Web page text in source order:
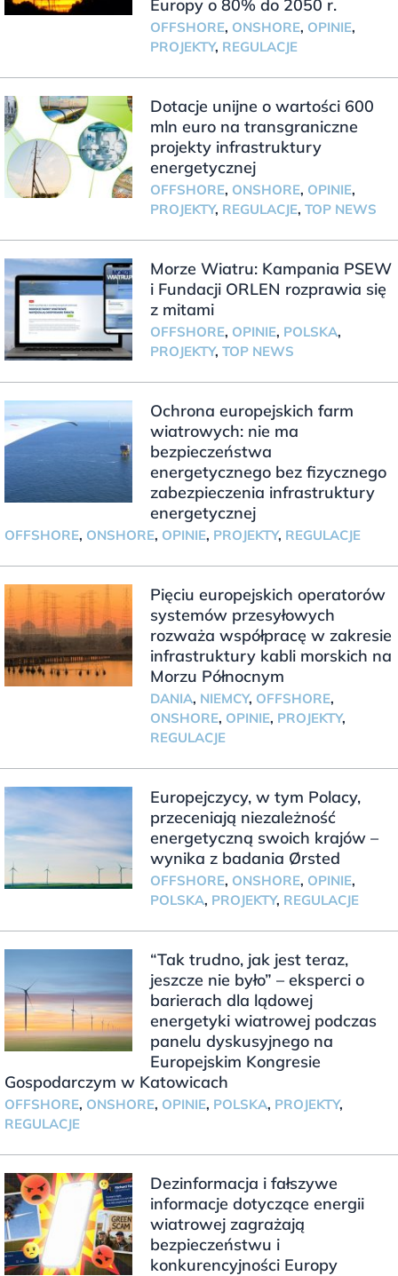
Europy o 80% do 2050 r.
OFFSHORE, ONSHORE, OPINIE,
PROJEKTY, REGULACJE
Dotacje unijne o wartości 600
mln euro na transgraniczne
projekty infrastruktury
energetycznej
OFFSHORE, ONSHORE, OPINIE,
PROJEKTY, REGULACJE, TOP NEWS
Morze Wiatru: Kampania PSEW
i Fundacji ORLEN rozprawia się
z mitami
OFFSHORE, OPINIE, POLSKA,
PROJEKTY, TOP NEWS
Ochrona europejskich farm
wiatrowych: nie ma
bezpieczeństwa
energetycznego bez fizycznego
zabezpieczenia infrastruktury
energetycznej
OFFSHORE, ONSHORE, OPINIE, PROJEKTY, REGULACJE
Pięciu europejskich operatorów
systemów przesyłowych
rozważa współpracę w zakresie
infrastruktury kabli morskich na
Morzu Północnym
DANIA, NIEMCY, OFFSHORE,
ONSHORE, OPINIE, PROJEKTY,
REGULACJE
Europejczycy, w tym Polacy,
przeceniają niezależność
energetyczną swoich krajów –
wynika z badania Ørsted
OFFSHORE, ONSHORE, OPINIE,
POLSKA, PROJEKTY, REGULACJE
“Tak trudno, jak jest teraz,
jeszcze nie było” – eksperci o
barierach dla lądowej
energetyki wiatrowej podczas
panelu dyskusyjnego na
Europejskim Kongresie
Gospodarczym w Katowicach
OFFSHORE, ONSHORE, OPINIE, POLSKA, PROJEKTY,
REGULACJE
Dezinformacja i fałszywe
informacje dotyczące energii
wiatrowej zagrażają
bezpieczeństwu i
konkurencyjności Europy